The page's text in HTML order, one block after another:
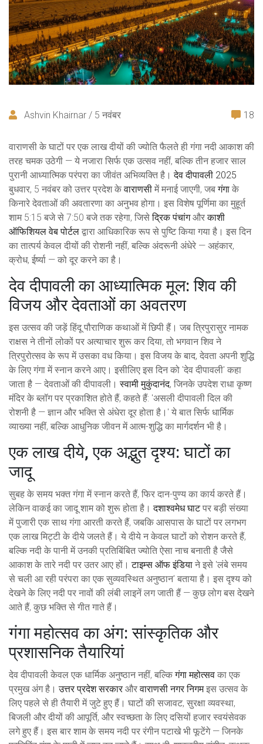
Ashvin Khairnar / 5 नवंबर 18
वाराणसी के घाटों पर एक लाख दीयों की ज्योति फैलते ही गंगा नदी आकाश की
तरह चमक उठेगी — ये नजारा सिर्फ एक उत्सव नहीं, बल्कि तीन हजार साल
पुरानी आध्यात्मिक परंपरा का जीवंत अभिव्यक्ति है।देव दीपावली 2025
बुधवार, 5 नवंबर को उत्तर प्रदेश केवाराणसी में मनाई जाएगी, जबगंगा के
किनारे देवताओं की अवतारणा का अनुभव होगा। इस विशेष पूर्णिमा का मुहूर्त
शाम 5:15 बजे से 7:50 बजे तक रहेगा, जिसेद्रिक पंचांगऔरकाशी
ऑफिशियल वेब पोर्टल द्वारा आधिकारिक रूप से पुष्टि किया गया है। इस दिन
का तात्पर्य केवल दीयों की रोशनी नहीं, बल्कि अंदरूनी अंधेरे — अहंकार,
क्रोध, ईर्ष्या — को दूर करने का है।
देव दीपावली का आध्यात्मिक मूल: शिव की
विजय और देवताओं का अवतरण
इस उत्सव की जड़ें हिंदू पौराणिक कथाओं में छिपी हैं। जब त्रिपुरासुर नामक
राक्षस ने तीनों लोकों पर अत्याचार शुरू कर दिया, तो भगवान शिव ने
त्रिपुरोत्सव के रूप में उसका वध किया। इस विजय के बाद, देवता अपनी शुद्धि
के लिए गंगा में स्नान करने आए। इसीलिए इस दिन को 'देव दीपावली' कहा
जाता है — देवताओं की दीपावली।स्वामी मुकुंदानंद, जिनके उपदेश राधा कृष्ण
मंदिर के ब्लॉग पर प्रकाशित होते हैं, कहते हैं: 'असली दीपावली दिल की
रोशनी है — ज्ञान और भक्ति से अंधेरा दूर होता है।' ये बात सिर्फ धार्मिक
व्याख्या नहीं, बल्कि आधुनिक जीवन में आत्म-शुद्धि का मार्गदर्शन भी है।
एक लाख दीये, एक अद्भुत दृश्य: घाटों का
जादू
सुबह के समय भक्त गंगा में स्नान करते हैं, फिर दान-पुण्य का कार्य करते हैं।
लेकिन वाकई का जादू शाम को शुरू होता है।दशाश्वमेध घाटपर बड़ी संख्या
में पुजारी एक साथ गंगा आरती करते हैं, जबकि आसपास के घाटों पर लगभग
एक लाख मिट्टी के दीये जलते हैं। ये दीये न केवल घाटों को रोशन करते हैं,
बल्कि नदी के पानी में उनकी प्रतिबिंबित ज्योति ऐसा नाच बनाती है जैसे
आकाश के तारे नदी पर उतर आए हों।टाइम्स ऑफ इंडिया ने इसे 'लंबे समय
से चली आ रही परंपरा का एक सुव्यवस्थित अनुष्ठान' बताया है। इस दृश्य को
देखने के लिए नदी पर नावों की लंबी लाइनें लग जाती हैं — कुछ लोग बस देखने
आते हैं, कुछ भक्ति से गीत गाते हैं।
गंगा महोत्सव का अंग: सांस्कृतिक और
प्रशासनिक तैयारियां
देव दीपावली केवल एक धार्मिक अनुष्ठान नहीं, बल्किगंगा महोत्सव का एक
प्रमुख अंग है।उत्तर प्रदेश सरकार औरवाराणसी नगर निगमइस उत्सव के
लिए पहले से ही तैयारी में जुटे हुए हैं। घाटों की सजावट, सुरक्षा व्यवस्था,
बिजली और दीयों की आपूर्ति, और स्वच्छता के लिए दसियों हजार स्वयंसेवक
लगे हुए हैं। इस बार शाम के समय नदी पर रंगीन पटाखे भी फूटेंगे — जिनके